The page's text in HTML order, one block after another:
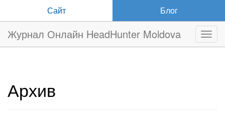
Сайт Блог
Журнал Онлайн HeadHunter Moldova
Архив